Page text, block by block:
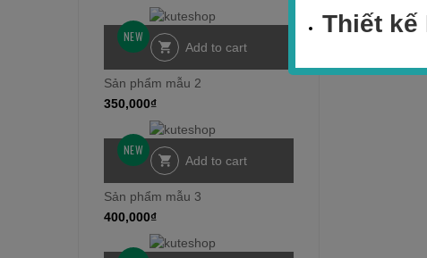
NEW
Add to cart
Sản phẩm mẫu 2
350,000₫
NEW
Add to cart
Sản phẩm mẫu 3
400,000₫
Thiết kế